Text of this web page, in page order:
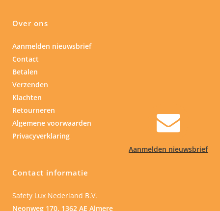
Aanmelden nieuwsbrief
Over ons
Aanmelden nieuwsbrief
Contact
Betalen
Verzenden
Klachten
Retourneren
Algemene voorwaarden
Privacyverklaring
Contact informatie
Safety Lux Nederland B.V.
Neonweg 170, 1362 AE Almere